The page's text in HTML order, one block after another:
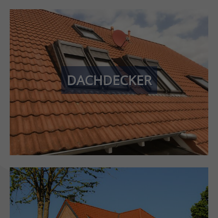
DACHDECKER
Ihr Dach in besten Händen! Wir bieten Ihnen umfassende
Dacharbeiten, von Flach- und Steildächern über
Dachdämmung bis zur Dachsanierung. Mit unserer
Erfahrung und modernster Technik sorgen wir dafür, dass
Ihr Dach langlebig, sicher und energieeffizient bleibt.
» MEHR ERFAHREN
Energie sparen und den Charme des Altbaus bewahren –